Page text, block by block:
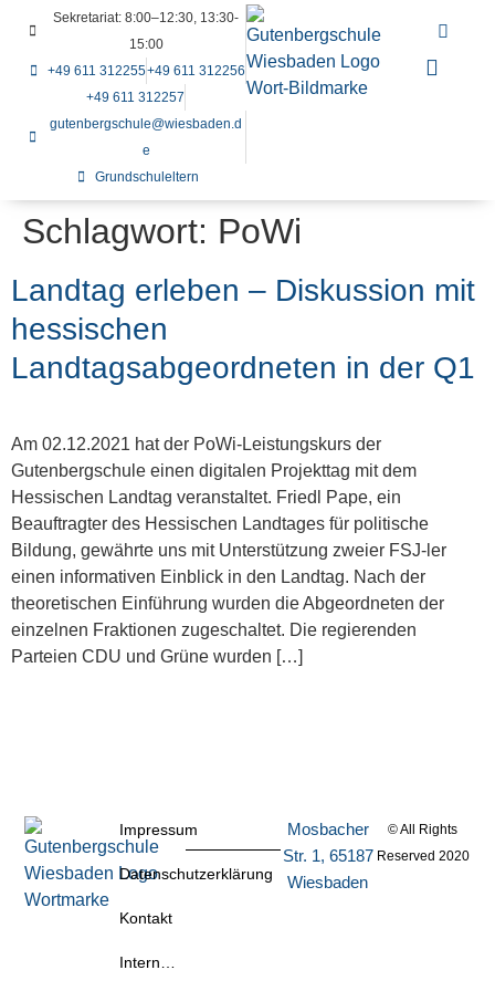
Sekretariat: 8:00–12:30, 13:30-
15:00
+49 611 312255+49 611 312256
+49 611 312257
gutenbergschule@wiesbaden.d
e
Grundschuleltern
Schlagwort: PoWi
Landtag erleben – Diskussion mit
hessischen
Landtagsabgeordneten in der Q1
Am 02.12.2021 hat der PoWi-Leistungskurs der
Gutenbergschule einen digitalen Projekttag mit dem
Hessischen Landtag veranstaltet. Friedl Pape, ein
Beauftragter des Hessischen Landtages für politische
Bildung, gewährte uns mit Unterstützung zweier FSJ-ler
einen informativen Einblick in den Landtag. Nach der
theoretischen Einführung wurden die Abgeordneten der
einzelnen Fraktionen zugeschaltet. Die regierenden
Parteien CDU und Grüne wurden […]
Impressum
Datenschutzerklärung
Kontakt
Intern…
Mosbacher
Str. 1, 65187
Wiesbaden
© All Rights
Reserved 2020